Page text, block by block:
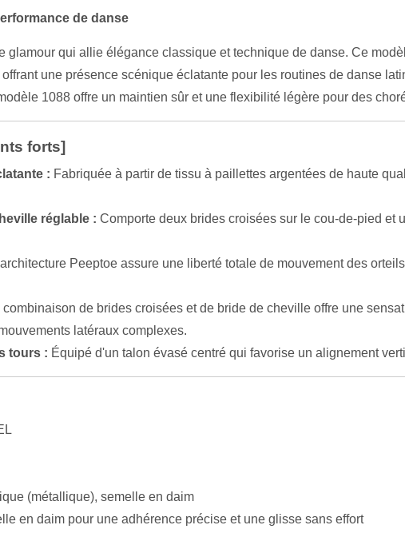
de danse
glamour qui allie élégance classique et technique de danse. Ce
offrant une présence scénique éclatante pour les routines de danse
1088 offre un maintien sûr et une flexibilité légère pour des
forts]
: Fabriquée à partir de tissu à paillettes argentées de haute
réglable : Comporte deux brides croisées sur le cou-de-pied et
Peeptoe assure une liberté totale de mouvement des
combinaison de brides croisées et de bride de cheville offre une
latéraux complexes.
tours : Équipé d'un talon évasé centré qui favorise un alignement
(métallique), semelle en daim
en daim pour une adhérence précise et une glisse sans effort